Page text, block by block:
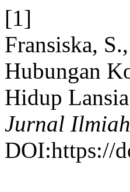
[1]
Fransiska,
Hubungan
Hidup
Jurnal
DOI:https://